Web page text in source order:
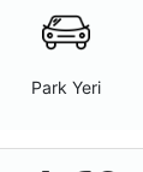
Park Yeri